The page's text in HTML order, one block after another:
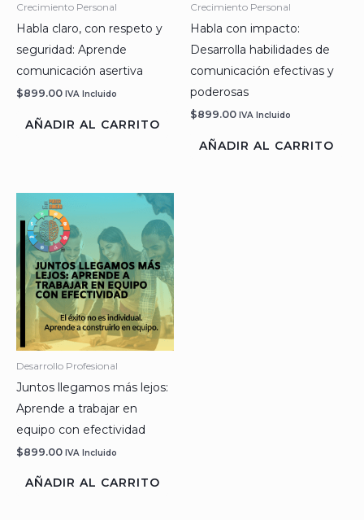
Crecimiento Personal
Habla claro, con respeto y
seguridad: Aprende
comunicación asertiva
$899.00 IVA Incluido
AÑADIR AL CARRITO
Crecimiento Personal
Habla con impacto:
Desarrolla habilidades de
comunicación efectivas y
poderosas
$899.00 IVA Incluido
AÑADIR AL CARRITO
Desarrollo Profesional
Juntos llegamos más lejos:
Aprende a trabajar en
equipo con efectividad
$899.00 IVA Incluido
AÑADIR AL CARRITO